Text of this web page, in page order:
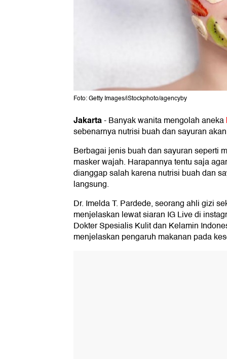
Foto: Getty Images/iStockphoto/agencyby
Jakarta-Banyak wanita mengolah aneka
sebenarnya nutrisi buah dan sayuran
Berbagai jenis buah dan sayuran seperti
masker wajah. Harapannya tentu saja
dianggap salah karena nutrisi buah dan
langsung.
Dr. Imelda T. Pardede, seorang ahli gizi
menjelaskan lewat siaran IG Live di
Dokter Spesialis Kulit dan Kelamin
menjelaskan pengaruh makanan pada